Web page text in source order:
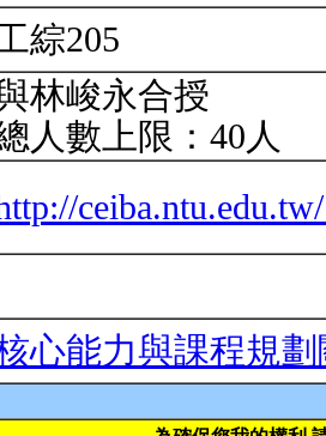
綜205
林峻永合授
人數上限：40人
心能力與課程規